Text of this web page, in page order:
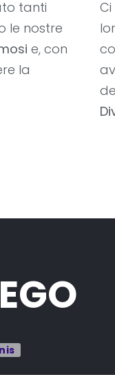
tanti
le nostre
e, con
la